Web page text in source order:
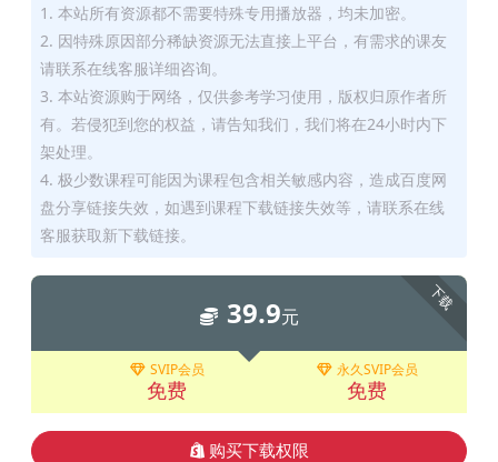
1. 本站所有资源都不需要特殊专用播放器，均未加密。
2. 因特殊原因部分稀缺资源无法直接上平台，有需求的课友
请联系在线客服详细咨询。
3. 本站资源购于网络，仅供参考学习使用，版权归原作者所
有。若侵犯到您的权益，请告知我们，我们将在24小时内下
架处理。
4. 极少数课程可能因为课程包含相关敏感内容，造成百度网
盘分享链接失效，如遇到课程下载链接失效等，请联系在线
客服获取新下载链接。
下载
39.9元
SVIP会员
免费
永久SVIP会员
免费
购买下载权限